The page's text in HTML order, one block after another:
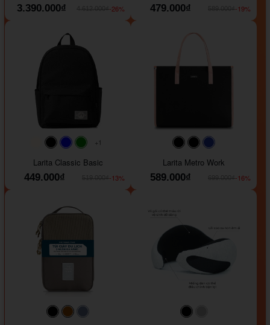
3.390.000₫
-26%
479.000₫
-19%
#faf0e6
#000000#0000FF#008000
+1
Larita Classic Basic
449.000₫
-13%
#000000#000000
Larita Metro Work
589.000₫
-16%
#000000#964B00 #000000